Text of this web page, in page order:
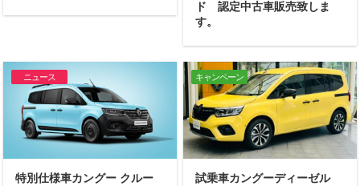
ド 認定中古車販売致しま
す。
ニュース
特別仕様車カングー クルー
キャンペーン
試乗車カングーディーゼル